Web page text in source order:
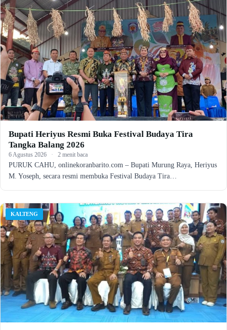
Bupati Heriyus Resmi Buka Festival Budaya Tira
Tangka Balang 2026
6 Agustus 2026 · 2 menit baca
PURUK CAHU, onlinekoranbarito.com – Bupati Murung Raya, Heriyus
M. Yoseph, secara resmi membuka Festival Budaya Tira…
KALTENG